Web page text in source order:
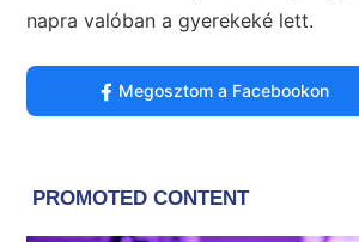
napra valóban a gyerekeké lett.
Megosztom a Facebookon